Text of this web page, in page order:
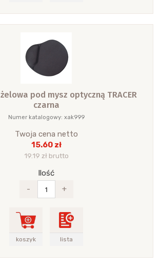
pod mysz optyczną TRACER
czarna
Numer katalogowy: xak999
Twoja cena netto
15.60 zł
19.19 zł brutto
Ilość
-
+
koszyk lista